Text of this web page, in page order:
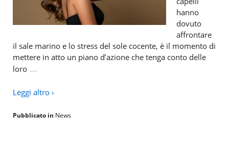
hanno
dovuto
affrontare
il sale marino e lo stress del sole cocente, è il momento di
mettere in atto un piano d’azione che tenga conto delle
loro …
Leggi altro ›
Pubblicato in News